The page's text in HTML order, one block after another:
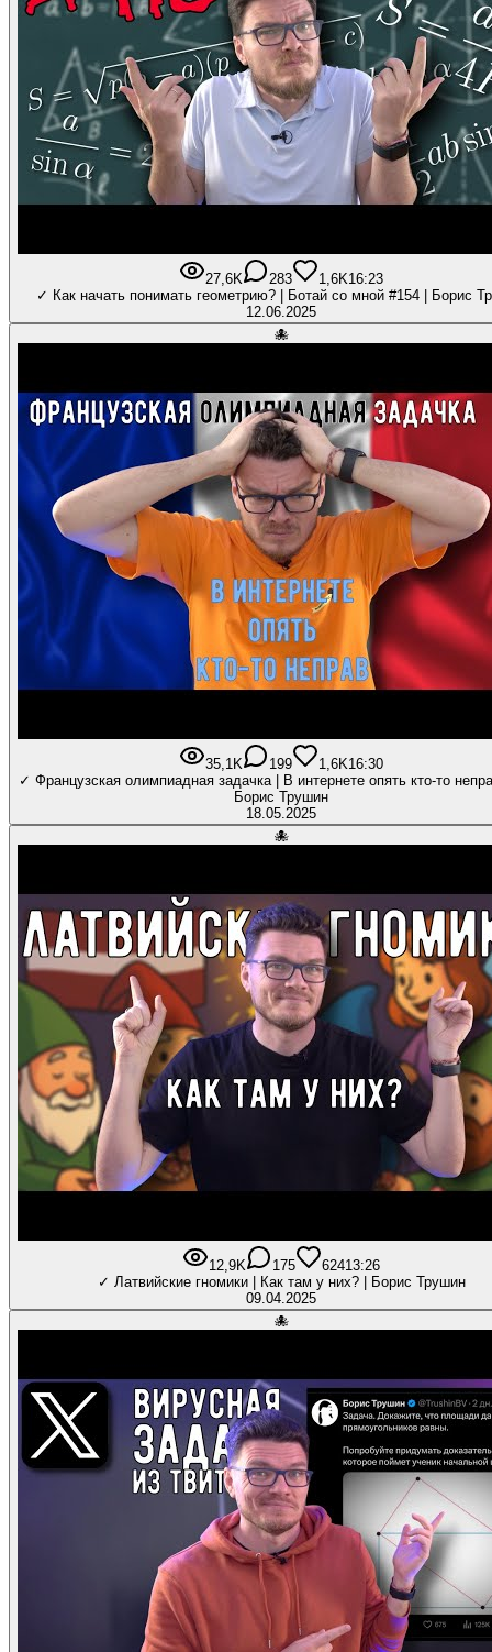
27,6K 283 1,6K16:23
✓ Как начать понимать геометрию? | Ботай со мной #154 | Борис
12.06.2025
🐙
35,1K 199 1,6K16:30
✓ Французская олимпиадная задачка | В интернете опять кто-то
Борис Трушин
18.05.2025
🐙
12,9K 175 62413:26
✓ Латвийские гномики | Как там у них? | Борис Трушин
09.04.2025
🐙